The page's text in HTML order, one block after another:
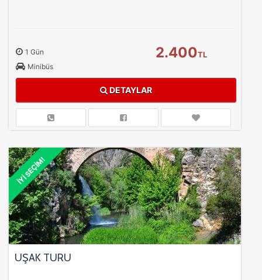
1 Gün
Minibüs
2.400TL
DETAYLAR
İYİ SEÇİM!
UŞAK TURU